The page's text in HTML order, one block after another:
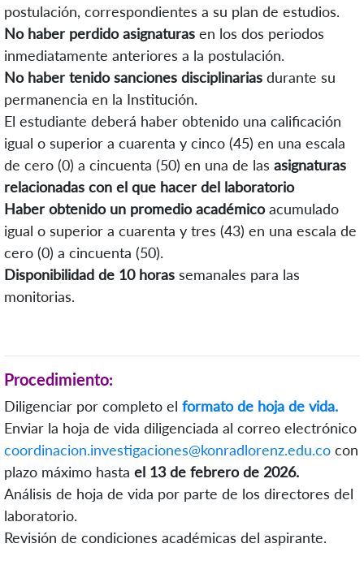
postulación, correspondientes a su plan de estudios.
No haber perdido asignaturas en los dos periodos
inmediatamente anteriores a la postulación.
No haber tenido sanciones disciplinarias durante su
permanencia en la Institución.
El estudiante deberá haber obtenido una calificación
igual o superior a cuarenta y cinco (45) en una escala
de cero (0) a cincuenta (50) en una de las asignaturas
relacionadas con el que hacer del laboratorio
Haber obtenido un promedio académicoacumulado
igual o superior a cuarenta y tres (43) en una escala de
cero (0) a cincuenta (50).
Disponibilidad de 10 horas semanales para las
monitorias.
Procedimiento:
Diligenciar por completo el formato de hoja de vida.
Enviar la hoja de vida diligenciada al correo electrónico
coordinacion.investigaciones@konradlorenz.edu.co con
plazo máximo hasta el 13 de febrero de 2026.
Análisis de hoja de vida por parte de los directores del
laboratorio.
Revisión de condiciones académicas del aspirante.